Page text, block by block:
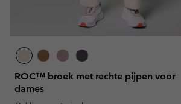
ROC™ broek met rechte pijpen voor
dames